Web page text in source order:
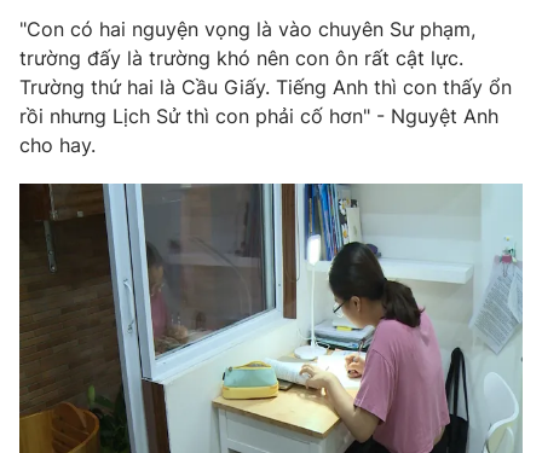
Chất lượng cuộc sống
Tuyển sinh
Học trực tuyến
Công nghệ
Hitech Công nghệ tương lai
Sản phẩm
Thị trường
Tư vấn
Giao lưu trực tuyến
Lịch phát sóng
Chuyên mục khác
Emagazine Podcast
Photo Infographic
"Con có hai nguyện vọng là vào chuyên Sư phạm,
trường đấy là trường khó nên con ôn rất cật lực.
Trường thứ hai là Cầu Giấy. Tiếng Anh thì con thấy ổn
rồi nhưng Lịch Sử thì con phải cố hơn" - Nguyệt Anh
cho hay.